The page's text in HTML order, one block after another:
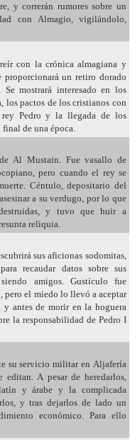
y correrán rumores sobre un
con Almagio, vigilándolo,
con la crónica almagiana y
un retiro dorado
mostrará interesado en los
los pactos de los cristianos con
Pedro y la llegada de los
de una época.
Al Mustain. Fue vasallo de
pero cuando el rey se
Céntulo, depositario del
a su verdugo, por lo que
y tuvo que huir a
reliquia.
sus aficionas sodomitas,
recaudar datos sobre sus
amigos. Gustículo fue
pero el miedo lo llevó a aceptar
y antes de morir en la hoguera
la responsabilidad de Pedro I
su servicio militar en Aljafería
editan. A pesar de heredarlos,
y árabe y la complicada
y tras dejarlos de lado un
económico. Para ello